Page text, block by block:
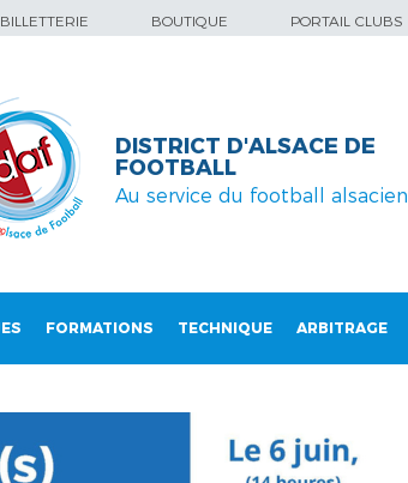
BILLETTERIE BOUTIQUE PORTAIL CLUBS
DISTRICT D'ALSACE DE
FOOTBALL
Au service du football alsacien
FORMATIONS TECHNIQUE ARBITRAGE